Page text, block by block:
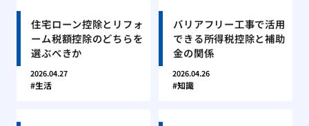
住宅ローン控除とリフォ
ーム税額控除のどちらを
選ぶべきか
2026.04.27
生活
バリアフリー工事で活用
できる所得税控除と補助
金の関係
2026.04.26
知識